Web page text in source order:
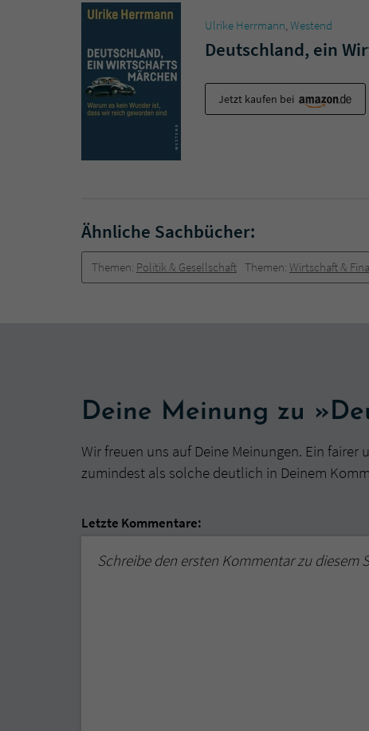
Ulrike Herrmann,Westend
Deutschland, ein
Jetzt kaufen bei
Ähnliche Sachbücher:
Themen: Politik & Gesellschaft Themen: Wirtschaft &
Deine Meinung zu
Wir freuen uns auf Deine Meinungen. Ein
zumindest als solche deutlich in Deinem
Letzte Kommentare:
Schreibe den ersten Kommentar zu diesem